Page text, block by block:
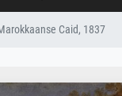
Caid, 1837